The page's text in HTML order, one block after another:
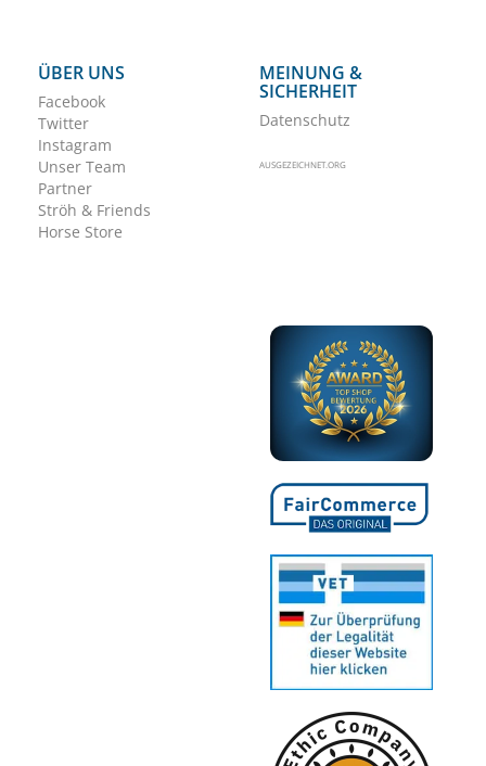
ÜBER UNS
Facebook
Twitter
Instagram
Unser Team
Partner
Ströh & Friends
Horse Store
MEINUNG &
SICHERHEIT
Datenschutz
AUSGEZEICHNET.ORG